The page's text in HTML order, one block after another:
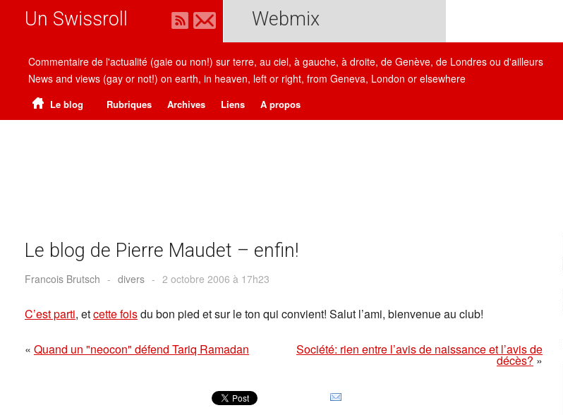
Un Swissroll Webmix
Commentaire de l'actualité (gaie ou non!) sur terre, au ciel, à gauche, à droite, de Genève, de Londres ou d'ailleurs
News and views (gay or not!) on earth, in heaven, left or right, from Geneva, London or elsewhere
Le blog Rubriques Archives Liens A propos
Le blog de Pierre Maudet – enfin!
Francois Brutsch - divers - 2 octobre 2006 à 17h23
C’est parti, etcette foisdu bon pied et sur le ton qui convient! Salut l’ami, bienvenue au club!
« Quand un "neocon" défend Tariq Ramadan Société: rien entre l’avis de naissance et l’avis de
décès?»